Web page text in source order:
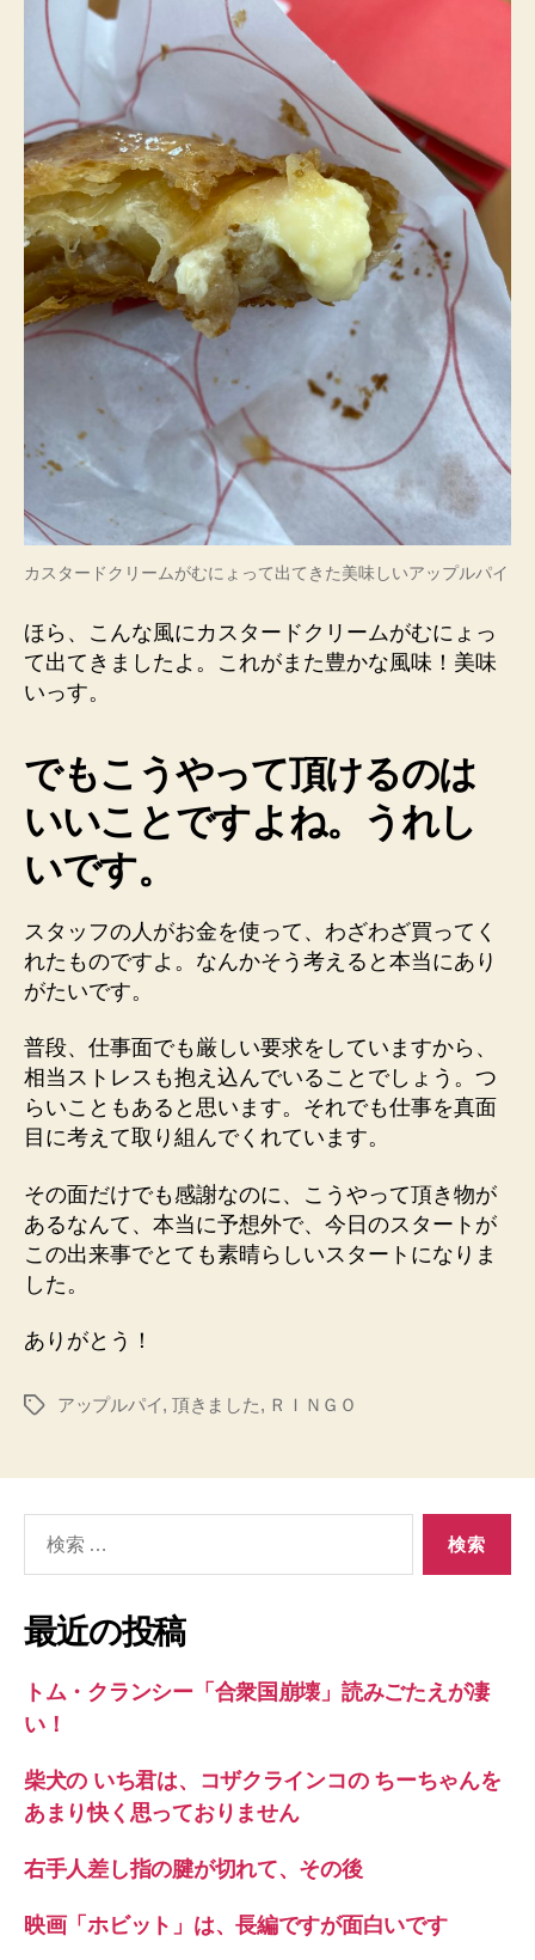
カスタードクリームがむにょって出てきた美味しいアップルパイ
ほら、こんな風にカスタードクリームがむにょっ
て出てきましたよ。これがまた豊かな風味！美味
いっす。
でもこうやって頂けるのは
いいことですよね。うれし
いです。
スタッフの人がお金を使って、わざわざ買ってく
れたものですよ。なんかそう考えると本当にあり
がたいです。
普段、仕事面でも厳しい要求をしていますから、
相当ストレスも抱え込んでいることでしょう。つ
らいこともあると思います。それでも仕事を真面
目に考えて取り組んでくれています。
その面だけでも感謝なのに、こうやって頂き物が
あるなんて、本当に予想外で、今日のスタートが
この出来事でとても素晴らしいスタートになりま
した。
ありがとう！
タ
アップルパイ, 頂きました, ＲＩＮＧＯ
象:
最近の投稿
トム・クランシー「合衆国崩壊」読みごたえが凄
い！
柴犬の いち君は、コザクラインコの ちーちゃんを
あまり快く思っておりません
右手人差し指の腱が切れて、その後
映画「ホビット」は、長編ですが面白いです